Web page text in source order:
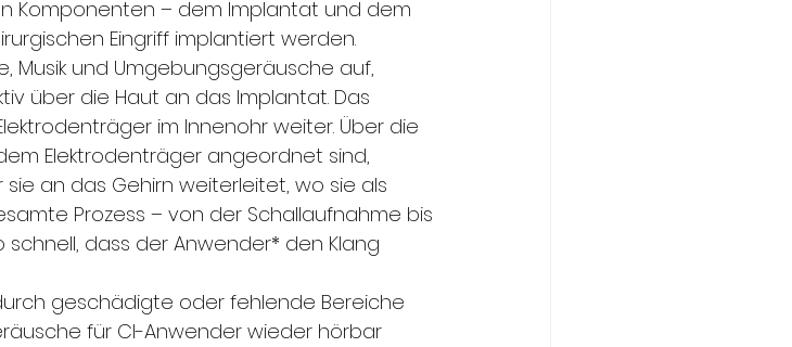
Komponenten – dem Implantat und dem
Eingriff implantiert werden.
Musik und Umgebungsgeräusche auf,
über die Haut an das Implantat. Das
im Innenohr weiter. Über die
Elektrodenträger angeordnet sind,
an das Gehirn weiterleitet, wo sie als
Prozess – von der Schallaufnahme bis
dass der Anwender* den Klang
geschädigte oder fehlende Bereiche
für CI-Anwender wieder hörbar